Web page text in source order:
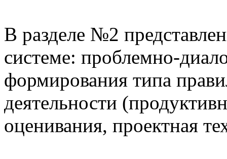
В разделе №2
системе: проблемно-
формирования типа
деятельности
оценивания, проектная